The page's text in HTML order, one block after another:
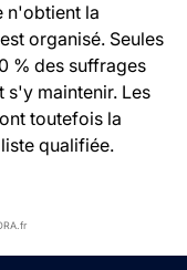
n'obtient la
organisé. Seules
% des suffrages
s'y maintenir. Les
toutefois la
qualifiée.